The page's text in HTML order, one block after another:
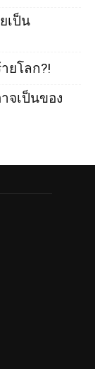
เป็น
ยโลก?!
จเป็นของ